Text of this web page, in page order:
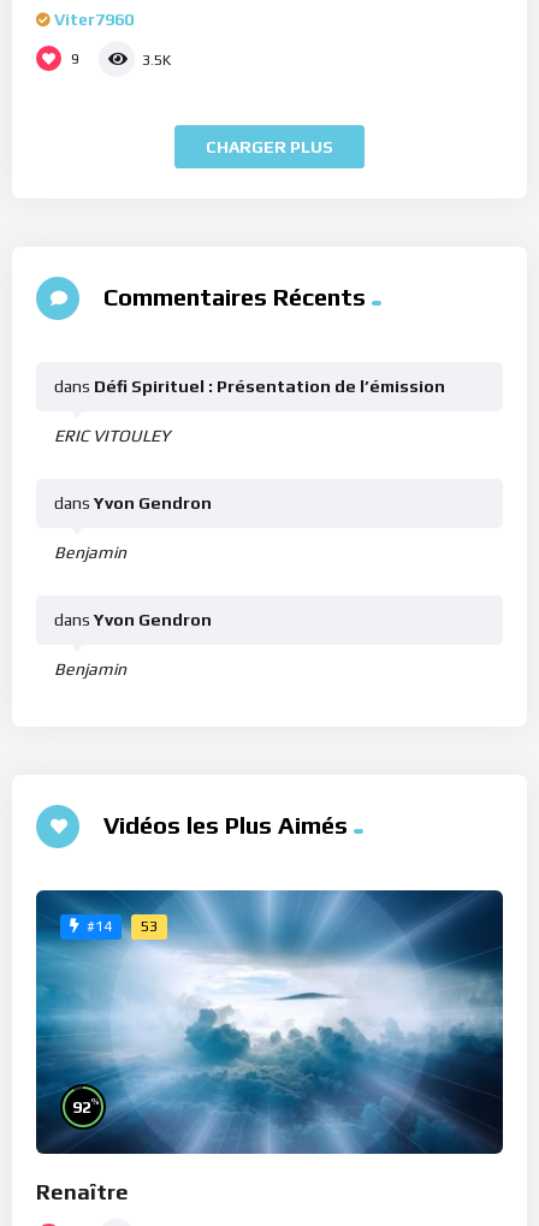
Viter7960
9 3.5K
CHARGER PLUS
Commentaires Récents
ERIC VITOULEY
dans Défi Spirituel : Présentation de l’émission
Benjamin
dans Yvon Gendron
Benjamin
dans Yvon Gendron
Vidéos les Plus Aimés
#14 53
92%
Renaître